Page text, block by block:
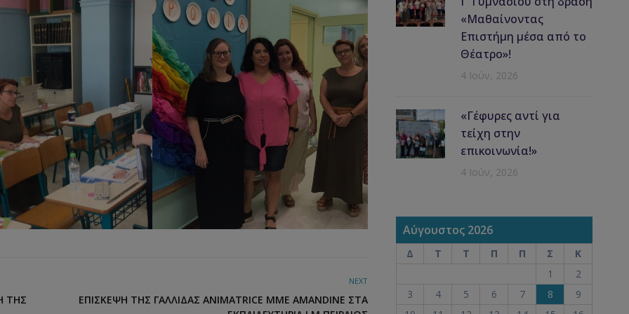
ΤΗΣ
NEXT
ΕΠΊΣΚΕΨΗ ΤΗΣ ΓΑΛΛΊΔΑΣ ANIMATRICE MME AMANDINE ΣΤΑ
«Μαθαίνοντας
Επιστήμη μέσα από το
Θέατρο»!
4 Ιούν, 2026
«Γέφυρες αντί για
τείχη στην
επικοινωνία!»
4 Ιούν, 2026
Αύγουστος 2026
Δ Τ Τ Π Π Σ
Κ
1
2
3
4 5 6 7 8
9